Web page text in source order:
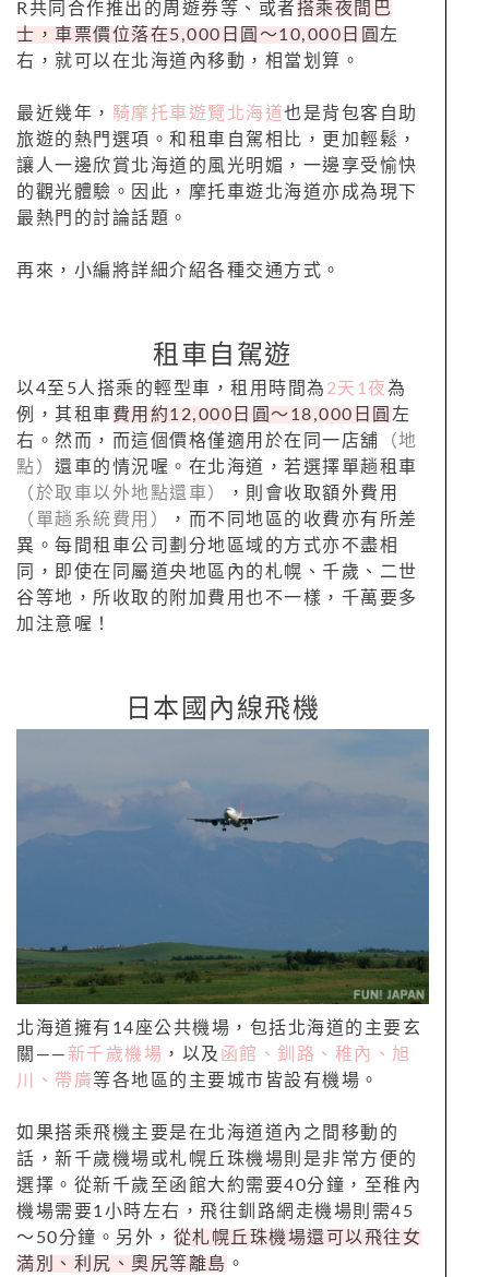
R共同合作推出的周遊券等、或者搭乘夜間巴
士，車票價位落在5,000日圓～10,000日圓 左
右，就可以在北海道內移動，相當划算。
最近幾年， 騎摩托車遊覽北海道也是背包客自助
旅遊的熱門選項。和租車自駕相比，更加輕鬆，
讓人一邊欣賞北海道的風光明媚，一邊享受愉快
的觀光體驗。因此，摩托車遊北海道亦成為現下
最熱門的討論話題。
再來，小編將詳細介紹各種交通方式。
租車自駕遊
以4至5人搭乘的輕型車，租用時間為 2天1夜為
例，其租車費用約12,000日圓～18,000日圓 左
右。然而，而這個價格僅適用於在同一店舖 （地
點） 還車的情況喔。在北海道，若選擇單趟租車
（於取車以外地點還車）
，則會收取額外費用
（單趟系統費用）
，而不同地區的收費亦有所差
異。每間租車公司劃分地區域的方式亦不盡相
同，即使在同屬道央地區內的札幌、千歲、二世
谷等地，所收取的附加費用也不一樣，千萬要多
加注意喔！
日本國內線飛機
北海道擁有14座公共機場，包括北海道的主要玄
關—— 新千歲機場 ，以及 函館、釧路、稚內、旭
川、帶廣等各地區的主要城市皆設有機場。
如果搭乘飛機主要是在北海道道內之間移動的
話，新千歲機場或札幌丘珠機場則是非常方便的
選擇。從新千歲至函館大約需要40分鐘，至稚內
機場需要1小時左右，飛往釧路網走機場則需45
～50分鐘。另外， 從札幌丘珠機場還可以飛往女
満別、利尻、奧尻等離島 。